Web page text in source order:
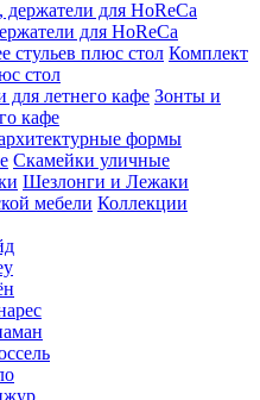
для HoReCa
Комплект
стол
Зонты и
кафе
формы
Скамейки уличные
Шезлонги и Лежаки
Коллекции